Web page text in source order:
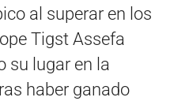
al superar en los
Tigst Assefa
su lugar en la
haber ganado